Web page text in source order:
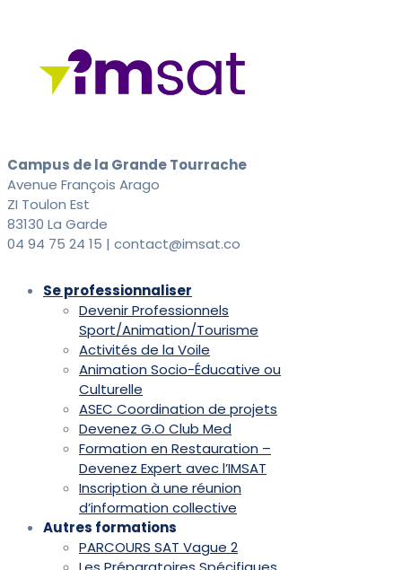
Campus de la Grande Tourrache
Avenue François Arago
ZI Toulon Est
83130 La Garde
04 94 75 24 15 | contact@imsat.co
Se professionnaliser
Devenir Professionnels
Sport/Animation/Tourisme
Activités de la Voile
Animation Socio-Éducative ou
Culturelle
ASEC Coordination de projets
Devenez G.O Club Med
Formation en Restauration –
Devenez Expert avec l’IMSAT
Inscription à une réunion
d’information collective
Autres formations
PARCOURS SAT Vague 2